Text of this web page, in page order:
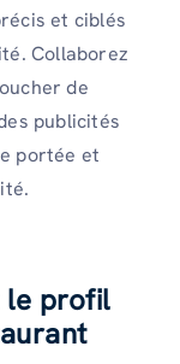
et ciblés
Collaborez
de
publicités
portée et
le profil